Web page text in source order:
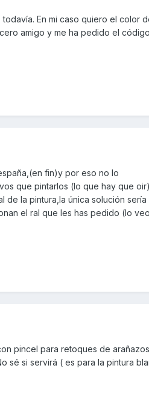
En mi caso quiero el color
amigo y me ha pedido el
fin)y por eso no lo
que pintarlos (lo que hay que
de la pintura,la única solución sería
el ral que les has pedido (lo
pincel para retoques de
sé si servirá ( es para la pintura